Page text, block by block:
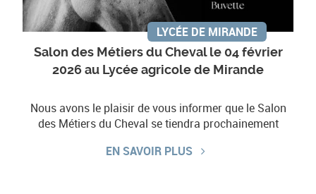
LYCÉE DE MIRANDE
Salon des Métiers du Cheval le 04 février
2026 au Lycée agricole de Mirande
Nous avons le plaisir de vous informer que le Salon
des Métiers du Cheval se tiendra prochainement
EN SAVOIR PLUS